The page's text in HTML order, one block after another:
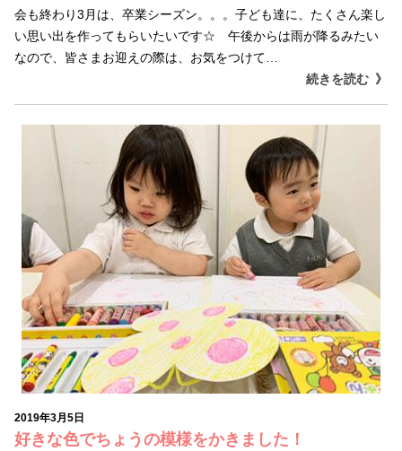
会も終わり3月は、卒業シーズン。。。子ども達に、たくさん楽し
い思い出を作ってもらいたいです☆ 午後からは雨が降るみたい
なので、皆さまお迎えの際は、お気をつけて…
続きを読む
2019年3月5日
好きな色でちょうの模様をかきました！